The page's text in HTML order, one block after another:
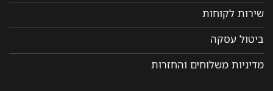
שירות לקוחות
ביטול עסקה
מדיניות משלוחים והחזרות